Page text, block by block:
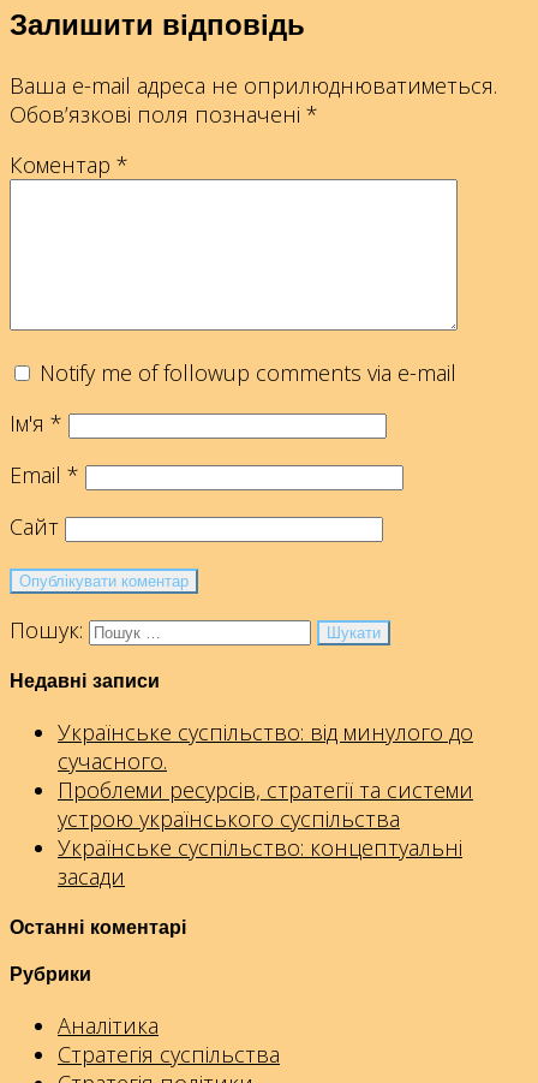
Залишити відповідь
Ваша e-mail адреса не оприлюднюватиметься.
Обов’язкові поля позначені *
Коментар *
Notify me of followup comments via e-mail
Ім'я *
Email *
Сайт
Пошук:
Недавні записи
Українське суспільство: від минулого до
сучасного.
Проблеми ресурсів, стратегії та системи
устрою українського суспільства
Українське суспільство: концептуальні
засади
Останні коментарі
Рубрики
Аналітика
Стратегія суспільства